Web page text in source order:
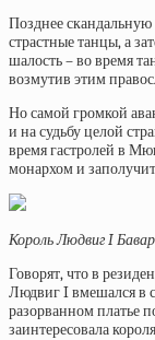
Позднее
страстные танцы, а
шалость – во время
возмутив этим
Но самой громкой
и на судьбу целой
время гастролей в
монархом и
Король Людвиг I
Говорят, что в
Людвиг I вмешался в
разорванном платье
заинтересовала